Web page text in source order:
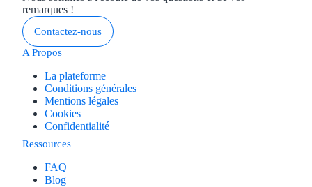
remarques !
Contactez-nous
A Propos
La plateforme
Conditions générales
Mentions légales
Cookies
Confidentialité
Ressources
FAQ
Blog